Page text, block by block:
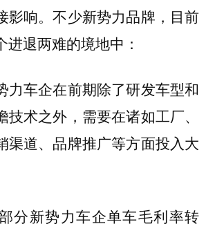
影响。不少新势力品牌，目前
进退两难的境地中：
力车企在前期除了研发车型和
技术之外，需要在诸如工厂、
渠道、品牌推广等方面投入大
分新势力车企单车毛利率转